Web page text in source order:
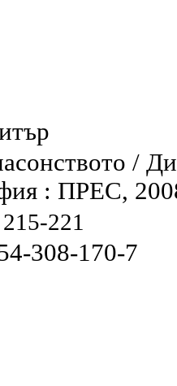
/
: ПРЕС,
221
308-170-7